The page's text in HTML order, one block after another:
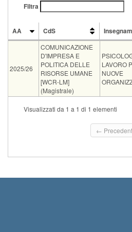
Filtra
AA CdS
CdS
2025/26
COMUNICAZIONE
D'IMPRESA E
POLITICA DELLE
RISORSE UMANE
[WCR-LM]
(Magistrale)
LAVORO
NUOVE
Data e ora Sede Note
Esame da 9
studentesse...
Visualizzati da 1 a 1 di 1 elementi
←